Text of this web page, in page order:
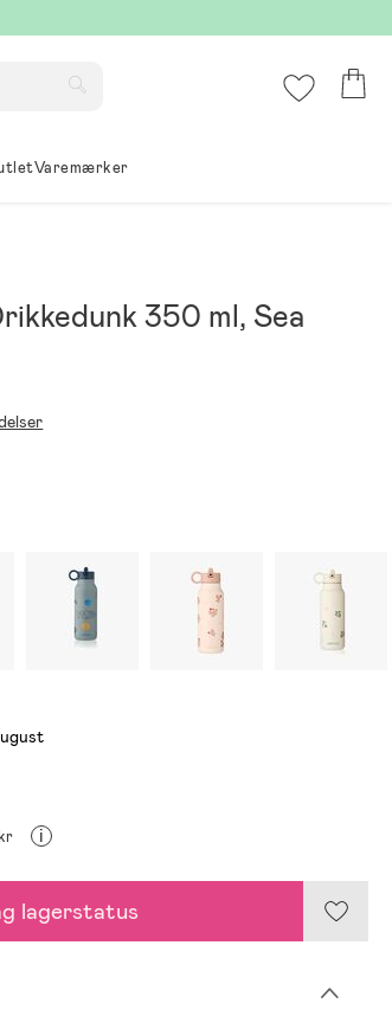
Varemærker
350 ml, Sea
i
lagerstatus